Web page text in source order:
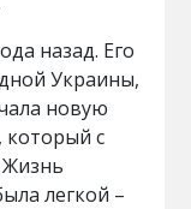
назад. Его
Украины,
новую
который с
Жизнь
легкой –